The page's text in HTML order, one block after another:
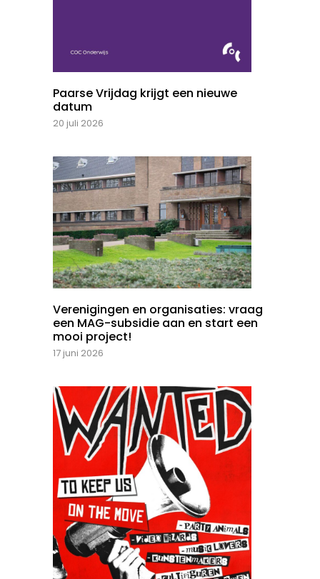
Paarse Vrijdag krijgt een nieuwe
datum
20 juli 2026
Verenigingen en organisaties: vraag
een MAG-subsidie aan en start een
mooi project!
17 juni 2026